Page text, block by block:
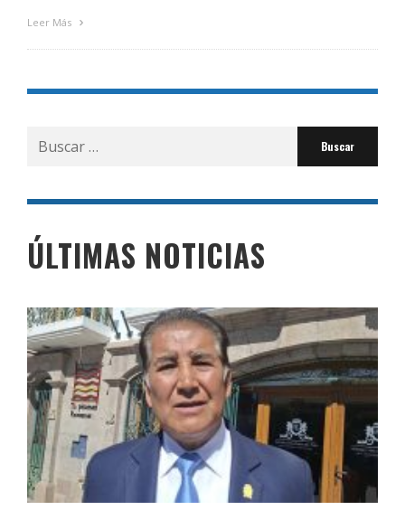
Leer Más
Buscar
por:
ÚLTIMAS NOTICIAS